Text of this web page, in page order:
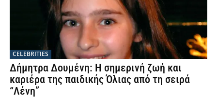
CELEBRITIES
Δήμητρα Δουμένη: Η σημερινή ζωή και
καριέρα της παιδικής Όλιας από τη σειρά
“Λένη”